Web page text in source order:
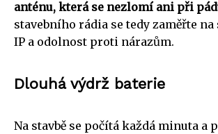
anténu, která se nezlomí ani při
stavebního rádia se tedy zaměřte
IP a odolnost proti nárazům.
Dlouhá výdrž baterie
Na stavbě se počítá každá minuta a